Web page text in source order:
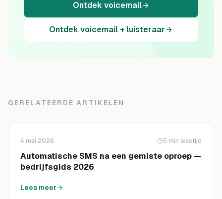
Ontdek voicemail
Ontdek voicemail + luisteraar
GERELATEERDE ARTIKELEN
4 mei 2026 5 min leestijd
Automatische SMS na een gemiste oproep —
bedrijfsgids 2026
Lees meer